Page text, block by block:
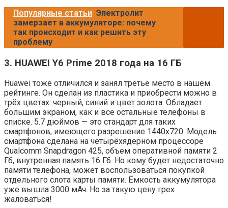
Популярные статьи Электролит
замерзает в аккумуляторе: почему
так происходит и как решить эту
проблему
3. HUAWEI Y6 Prime 2018 года на 16 ГБ
Huawei тоже отличился и занял третье место в нашем
рейтинге. Он сделан из пластика и приобрести можно в
трёх цветах: черный, синий и цвет золота. Обладает
большим экраном, как и все остальные телефоны в
списке. 5.7 дюймов — это стандарт для таких
смартфонов, имеющего разрешение 1440х720. Модель
смартфона сделана на четырёхядерном процессоре
Qualcomm Snapdragon 425, объем оперативной памяти 2
Гб, внутренная память 16 Гб. Но кому будет недостаточно
памяти телефона, может воспользоваться покупкой
отдельного слота карты памяти. Ёмкость аккумулятора
уже вышла 3000 мАч. Но за такую цену грех
жаловаться!